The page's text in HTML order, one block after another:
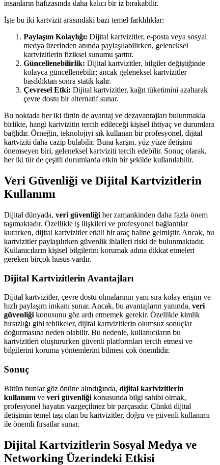
insanların hafızasında daha kalıcı bir iz bırakabilir.
İşte bu iki kartvizit arasındaki bazı temel farklılıklar:
Paylaşım Kolaylığı: Dijital kartvizitler, e-posta veya sosyal
medya üzerinden anında paylaşılabilirken, geleneksel
kartvizitlerin fiziksel sunumu şarttır.
Güncellenebilirlik: Dijital kartvizitler, bilgiler değiştiğinde
kolayca güncellenebilir; ancak geleneksel kartvizitler
basıldıktan sonra statik kalır.
Çevresel Etki: Dijital kartvizitler, kağıt tüketimini azaltarak
çevre dostu bir alternatif sunar.
Bu noktada her iki türün de avantaj ve dezavantajları bulunmakla
birlikte, hangi kartvizitin tercih edileceği kişisel ihtiyaç ve durumlara
bağlıdır. Örneğin, teknolojiyi sık kullanan bir profesyonel, dijital
kartviziti daha cazip bulabilir. Buna karşın, yüz yüze iletişimi
önemseyen biri, geleneksel kartviziti tercih edebilir. Sonuç olarak,
her iki tür de çeşitli durumlarda etkin bir şekilde kullanılabilir.
Veri Güvenliği ve Dijital Kartvizitlerin
Kullanımı
Dijital dünyada, veri güvenliği her zamankinden daha fazla önem
taşımaktadır. Özellikle iş ilişkileri ve profesyonel bağlantılar
kurarken, dijital kartvizitler etkili bir araç haline gelmiştir. Ancak, bu
kartvizitler paylaşılırken güvenlik ihlalleri riski de bulunmaktadır.
Kullanıcıların kişisel bilgilerini korumak adına dikkat etmeleri
gereken birçok husus vardır.
Dijital Kartvizitlerin Avantajları
Dijital kartvizitler, çevre dostu olmalarının yanı sıra kolay erişim ve
hızlı paylaşım imkanı sunar. Ancak, bu avantajların yanında, veri
güvenliği konusunu göz ardı etmemek gerekir. Özellikle kimlik
hırsızlığı gibi tehlikeler, dijital kartvizitlerin olumsuz sonuçlar
doğurmasına neden olabilir. Bu nedenle, kullanıcıların bu
kartvizitleri oluştururken güvenli platformları tercih etmesi ve
bilgilerini koruma yöntemlerini bilmesi çok önemlidir.
Sonuç
Bütün bunlar göz önüne alındığında, dijital kartvizitlerin
kullanımı ve veri güvenliği konusunda bilgi sahibi olmak,
profesyonel hayatın vazgeçilmez bir parçasıdır. Çünkü dijital
iletişimin temel taşı olan bu kartvizitler, doğru ve güvenli kullanımı
ile önemli fırsatlar sunar.
Dijital Kartvizitlerin Sosyal Medya ve
Networking Üzerindeki Etkisi